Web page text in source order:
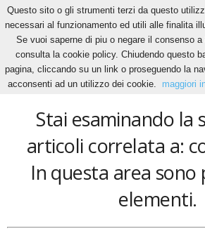
Home Tags Coming out
coming out
Stai esaminando la
articoli correlata a:
In questa area sono
elementi.
Questo sito o gli strumenti terzi da questo
necessari al funzionamento ed utili alle finalita
Se vuoi saperne di piu o negare il consenso
consulta la cookie policy. Chiudendo questo
pagina, cliccando su un link o proseguendo la
acconsenti ad un utilizzo dei cookie.
maggiori